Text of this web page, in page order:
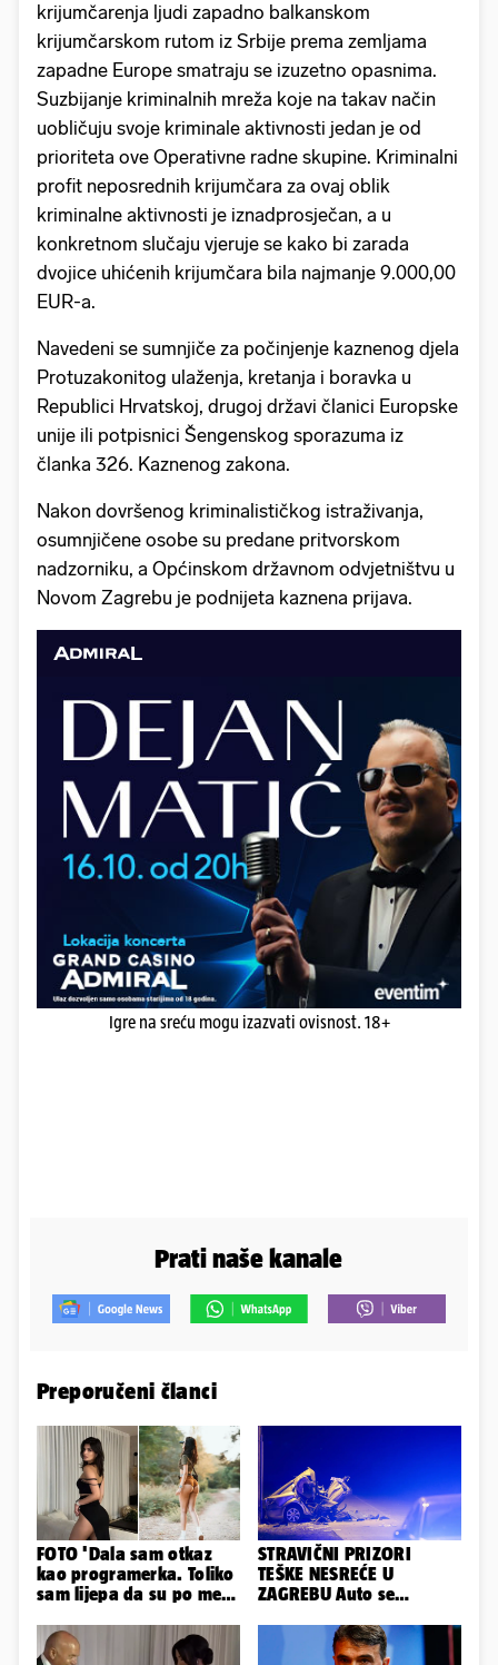
krijumčarenja ljudi zapadno balkanskom
krijumčarskom rutom iz Srbije prema zemljama
zapadne Europe smatraju se izuzetno opasnima.
Suzbijanje kriminalnih mreža koje na takav način
uobličuju svoje kriminale aktivnosti jedan je od
prioriteta ove Operativne radne skupine. Kriminalni
profit neposrednih krijumčara za ovaj oblik
kriminalne aktivnosti je iznadprosječan, a u
konkretnom slučaju vjeruje se kako bi zarada
dvojice uhićenih krijumčara bila najmanje 9.000,00
EUR-a.
Navedeni se sumnjiče za počinjenje kaznenog djela
Protuzakonitog ulaženja, kretanja i boravka u
Republici Hrvatskoj, drugoj državi članici Europske
unije ili potpisnici Šengenskog sporazuma iz
članka 326. Kaznenog zakona.
Nakon dovršenog kriminalističkog istraživanja,
osumnjičene osobe su predane pritvorskom
nadzorniku, a Općinskom državnom odvjetništvu u
Novom Zagrebu je podnijeta kaznena prijava.
Igre na sreću mogu izazvati ovisnost. 18+
Prati naše kanale
Preporučeni članci
FOTO 'Dala sam otkaz
kao programerka. Toliko
sam lijepa da su po meni
STRAVIČNI PRIZORI
TEŠKE NESREĆE U
ZAGREBU Auto se